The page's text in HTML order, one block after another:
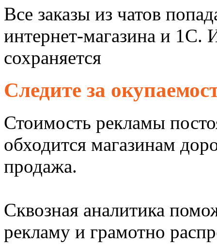
Все заказы из чатов
интернет-магазина и 1C.
сохраняется
Следите за
Стоимость рекламы
обходится магазинам
продажа.
Сквозная аналитика
рекламу и грамотно